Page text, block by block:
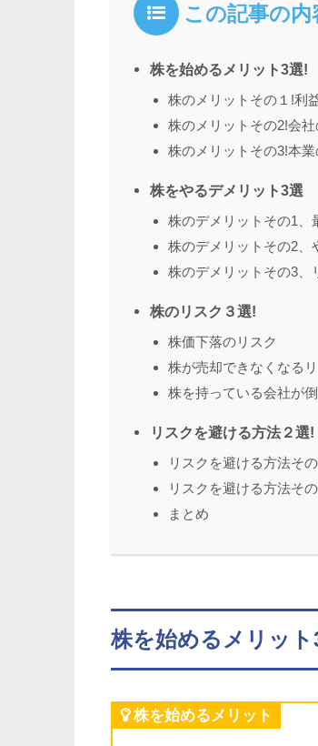
この記事の内
株を始めるメリット3選!
株のメリットその１!利
株のメリットその2!会
株のメリットその3!本
株をやるデメリット3選
株のデメリットその1、
株のデメリットその2、
株のデメリットその3、
株のリスク３選!
株価下落のリスク
株が売却できなくなる
株を持っている会社が
リスクを避ける方法２選!
リスクを避ける方法そ
リスクを避ける方法そ
まとめ
株を始めるメリット
株を始めるメリット